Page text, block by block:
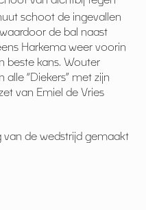
schoot de ingevallen
de bal naast
Harkema weer voorin
beste kans. Wouter
“Diekers” met zijn
van Emiel de Vries
de wedstrijd gemaakt